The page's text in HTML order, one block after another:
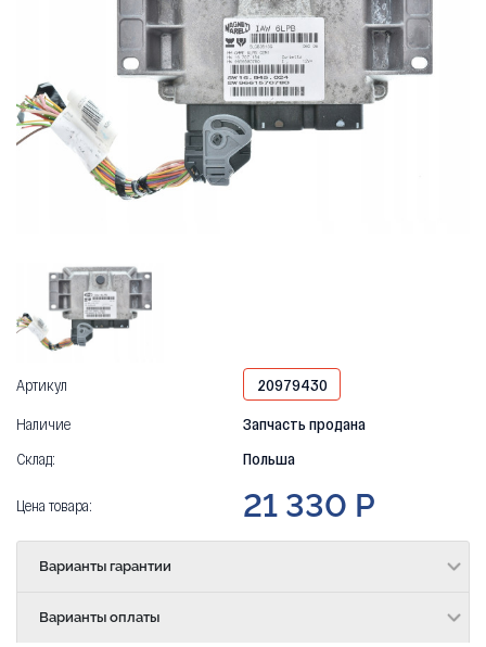
Артикул
20979430
Наличие
Запчасть продана
Склад:
Польша
Цена товара: 21 330 Р
Варианты гарантии
Варианты оплаты